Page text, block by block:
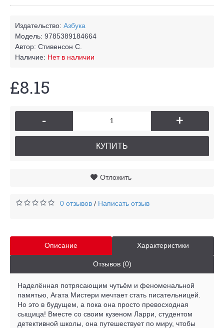
Издательство: Азбука
Модель: 9785389184664
Автор: Стивенсон С.
Наличие: Нет в наличии
£8.15
- +
КУПИТЬ
Отложить
0 отзывов / Написать отзыв
Описание Характеристики
Отзывов (0)
Наделённая потрясающим чутьём и феноменальной
памятью, Агата Мистери мечтает стать писательницей.
Но это в будущем, а пока она просто превосходная
сыщица! Вместе со своим кузеном Ларри, студентом
детективной школы, она путешествует по миру, чтобы